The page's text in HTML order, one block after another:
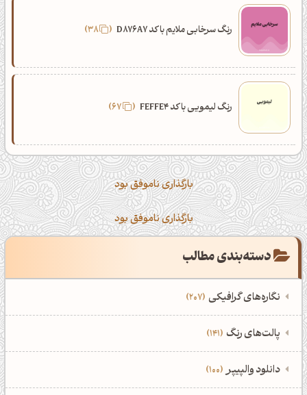
رنگ سرخابی ملایم با کد D876A7 38
رنگ لیمویی با کد FEFFE4 67
بارگذاری ناموفق بود
بارگذاری ناموفق بود
دسته‌بندی مطالب
نگاره‌های گرافیکی 207
‌همه دسته‌بندی‌های نگاره‌های گرافیکی
نمایش همه نگاره‌ها
‌پالت‌های رنگ 141
‌همه دسته‌بندی‌های پالت‌های رنگ
‌دانلود والپیپر 100